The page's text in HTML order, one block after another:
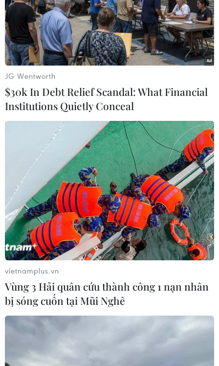
Mỹ sẵn sàng tấn công quân sự để giải
quyết tình hình Iraq
12/06/2014 22:45
Tổng thống Mỹ Barack Obama nhấn mạnh sẽ không
loại trừ bất cứ khả năng nào khi được hỏi liệu Mỹ có
xem xét phát động các cuộc tấn công quân sự để ngăn
chặn tình trạng nổi dậy hay không.
JG Wentworth
$30k In Debt Relief Scandal: What Financial
Institutions Quietly Conceal
vietnamplus.vn
Vùng 3 Hải quân cứu thành công 1 nạn nhân
bị sóng cuốn tại Mũi Nghê